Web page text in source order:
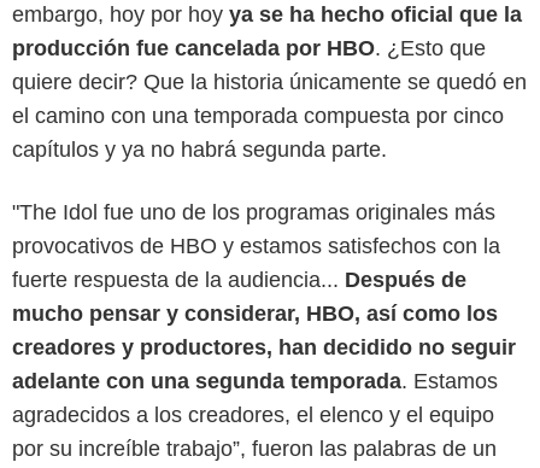
embargo, hoy por hoy ya se ha hecho oficial que la
producción fue cancelada por HBO. ¿Esto que
quiere decir? Que la historia únicamente se quedó en
el camino con una temporada compuesta por cinco
capítulos y ya no habrá segunda parte.
"The Idol fue uno de los programas originales más
provocativos de HBO y estamos satisfechos con la
fuerte respuesta de la audiencia... Después de
mucho pensar y considerar, HBO, así como los
creadores y productores, han decidido no seguir
adelante con una segunda temporada. Estamos
agradecidos a los creadores, el elenco y el equipo
por su increíble trabajo”, fueron las palabras de un